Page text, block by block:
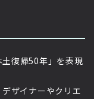
復帰50年」を表現
ザイナーやクリエ